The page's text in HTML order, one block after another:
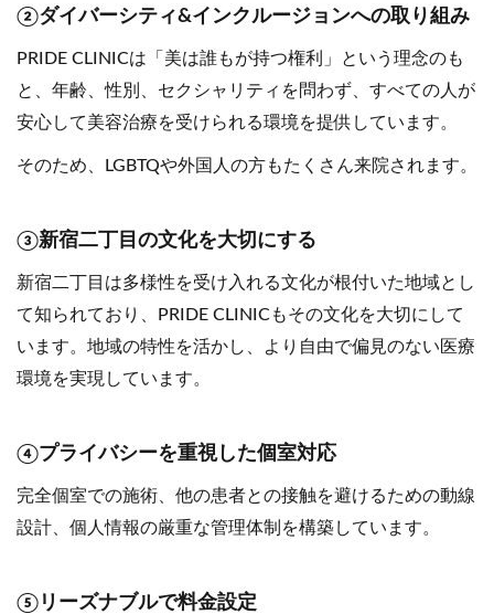
②ダイバーシティ&インクルージョンへの取り組み
PRIDE CLINICは「美は誰もが持つ権利」という理念のも
と、年齢、性別、セクシャリティを問わず、すべての人が
安心して美容治療を受けられる環境を提供しています。
そのため、LGBTQや外国人の方もたくさん来院されます。
③新宿二丁目の文化を大切にする
新宿二丁目は多様性を受け入れる文化が根付いた地域とし
て知られており、PRIDE CLINICもその文化を大切にして
います。地域の特性を活かし、より自由で偏見のない医療
環境を実現しています。
④プライバシーを重視した個室対応
完全個室での施術、他の患者との接触を避けるための動線
設計、個人情報の厳重な管理体制を構築しています。
⑤リーズナブルで料金設定